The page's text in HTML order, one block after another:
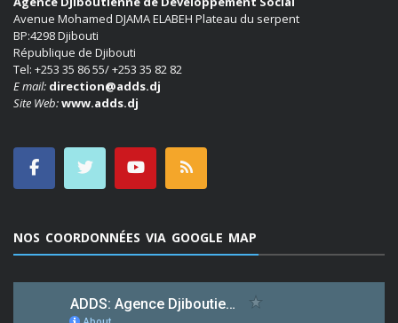
Avenue Mohamed DJAMA ELABEH Plateau du serpent
BP:4298 Djibouti
République de Djibouti
Tel: +253 35 86 55/ +253 35 82 82
E mail: direction@adds.dj
Site Web:www.adds.dj
NOS COORDONNÉES VIA GOOGLE MAP